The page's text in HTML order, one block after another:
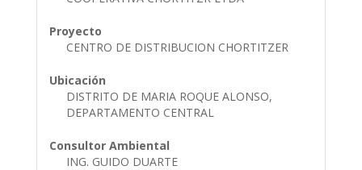
Proyecto
CENTRO DE DISTRIBUCION CHORTITZER
Ubicación
DISTRITO DE MARIA ROQUE ALONSO,
DEPARTAMENTO CENTRAL
Consultor Ambiental
ING. GUIDO DUARTE